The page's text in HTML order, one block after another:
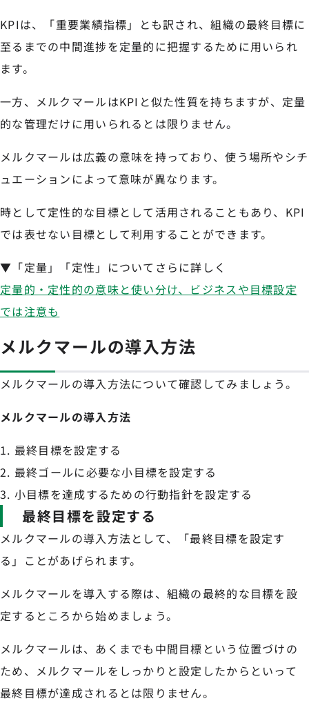
KPIは、「重要業績指標」とも訳され、組織の最終目標に
至るまでの中間進捗を定量的に把握するために用いられ
ます。
一方、メルクマールはKPIと似た性質を持ちますが、定量
的な管理だけに用いられるとは限りません。
メルクマールは広義の意味を持っており、使う場所やシチ
ュエーションによって意味が異なります。
時として定性的な目標として活用されることもあり、KPI
では表せない目標として利用することができます。
▼「定量」「定性」についてさらに詳しく
定量的・定性的の意味と使い分け、ビジネスや目標設定
では注意も
メルクマールの導入方法
メルクマールの導入方法について確認してみましょう。
メルクマールの導入方法
最終目標を設定する
最終ゴールに必要な小目標を設定する
小目標を達成するための行動指針を設定する
最終目標を設定する
メルクマールの導入方法として、「最終目標を設定す
る」ことがあげられます。
メルクマールを導入する際は、組織の最終的な目標を設
定するところから始めましょう。
メルクマールは、あくまでも中間目標という位置づけの
ため、メルクマールをしっかりと設定したからといって
最終目標が達成されるとは限りません。